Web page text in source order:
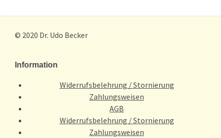
© 2020 Dr. Udo Becker
Information
Widerrufsbelehrung / Stornierung
Zahlungsweisen
AGB
Widerrufsbelehrung / Stornierung
Zahlungsweisen